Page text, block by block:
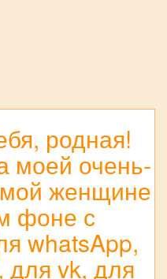
родная!
моей очень-
женщине
фоне с
whatsApp,
для vk, для